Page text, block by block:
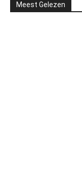
Meest Gelezen